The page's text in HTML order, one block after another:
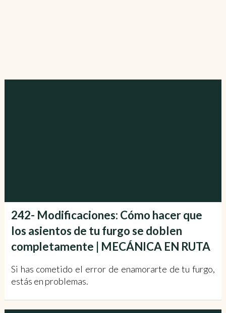
242- Modificaciones: Cómo hacer que
los asientos de tu furgo se doblen
completamente | MECÁNICA EN RUTA
Si has cometido el error de enamorarte de tu furgo,
estás en problemas.